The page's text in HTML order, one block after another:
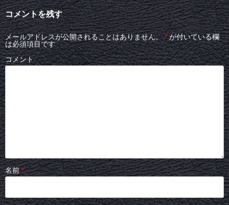
コメントを残す
メールアドレスが公開されることはありません。 *が付いている欄
は必須項目です
コメント
名前*